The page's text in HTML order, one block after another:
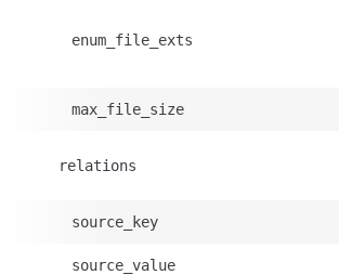
enum_file_exts
max_file_size
relations
source_key
source_value